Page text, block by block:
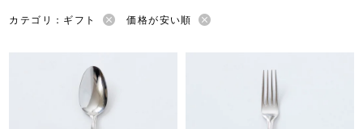
カテゴリ：ギフト 価格が安い順